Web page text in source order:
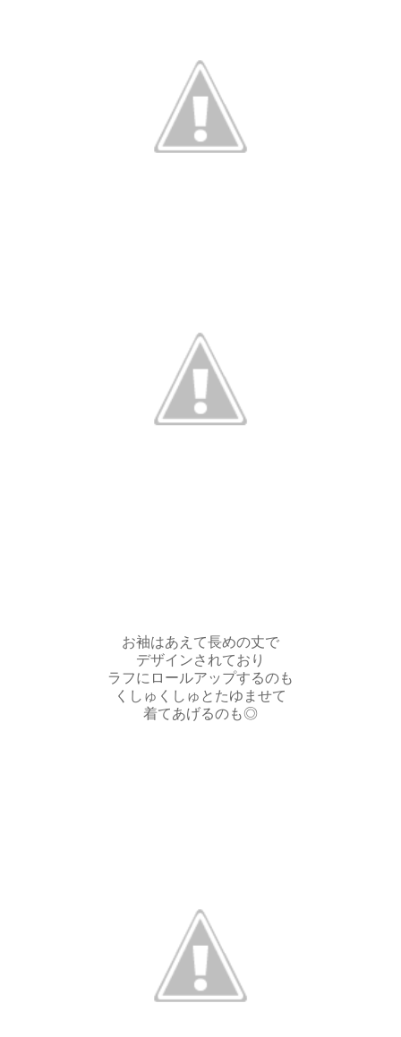
お袖はあえて長めの丈で
デザインされており
ラフにロールアップするのも
くしゅくしゅとたゆませて
着てあげるのも◎